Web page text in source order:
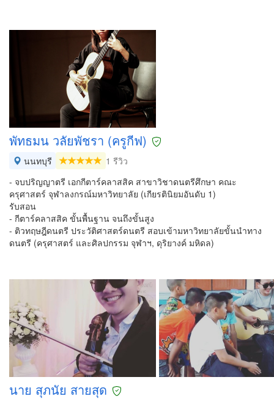
พัทธมน วลัยพัชรา (ครูกีฟ)
นนทบุรี
1 รีวิว
- จบปริญญาตรี เอกกีตาร์คลาสสิค สาขาวิชาดนตรีศึกษา คณะ
ครุศาสตร์ จุฬาลงกรณ์มหาวิทยาลัย (เกียรตินิยมอันดับ 1)
รับสอน
- กีตาร์คลาสสิค ขั้นพื้นฐาน จนถึงขั้นสูง
- ติวทฤษฎีดนตรี ประวัติศาสตร์ดนตรี สอบเข้ามหาวิทยาลัยขั้นนำทาง
ดนตรี (ครุศาสตร์ และศิลปกรรม จุฬาฯ, ดุริยางค์ มหิดล)
นาย สุภนัย สายสุด